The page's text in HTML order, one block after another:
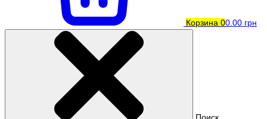
Корзина 00.00 грн